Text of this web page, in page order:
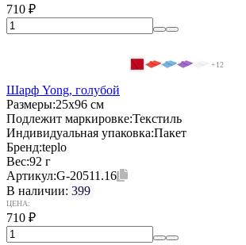
710 ₽
+12
Шарф Yong, голубой
Размеры:25х96 см
Подлежит маркировке:Текстиль
Индивидуальная упаковка:Пакет
Бренд:teplo
Вес:92 г
Артикул:G-20511.16
В наличии: 399
ЦЕНА:
710 ₽